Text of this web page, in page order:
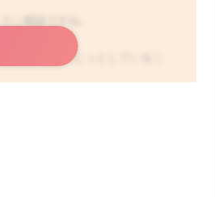
せの状態でじっとしているこ
の肘から先の腕だけで頭や上
ます。また娘さんのうつぶせ